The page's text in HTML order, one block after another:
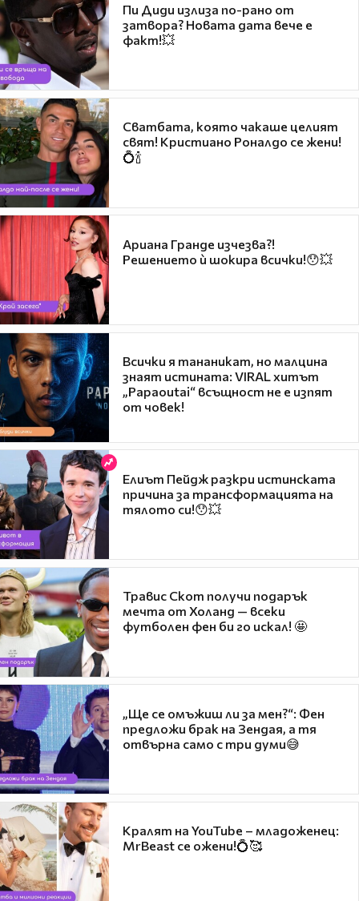
Пи Диди излиза по-рано от
затвора? Новата дата вече е
факт!💥
Сватбата, която чакаше целият
свят! Кристиано Роналдо се жени!
💍🍾
Ариана Гранде изчезва?!
Решението ѝ шокира всички!😯💥
Всички я тананикат, но малцина
знаят истината: VIRAL хитът
„Papaoutai“ всъщност не е изпят
от човек!
Елиът Пейдж разкри истинската
причина за трансформацията на
тялото си!😯💥
Травис Скот получи подарък
мечта от Холанд — всеки
футболен фен би го искал! 🤩
„Ще се омъжиш ли за мен?“: Фен
предложи брак на Зендая, а тя
отвърна само с три думи😅
Кралят на YouTube – младоженец:
MrBeast се ожени!💍🥰